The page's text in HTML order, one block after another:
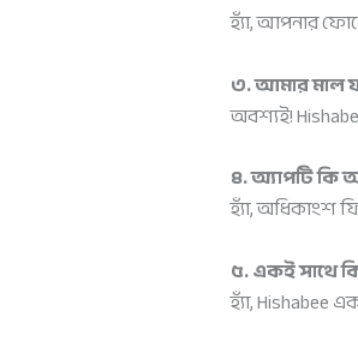
হ্যাঁ, আপনার
৩. আমার মাল
অবশ্যই!
৪. অ্যাপটি
হ্যাঁ, অধিকাংশ
৫. একই সাথে
হ্যাঁ, Hishabee